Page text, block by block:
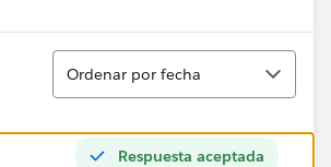
Ordenar
Ordenar por fecha
Respuesta aceptada